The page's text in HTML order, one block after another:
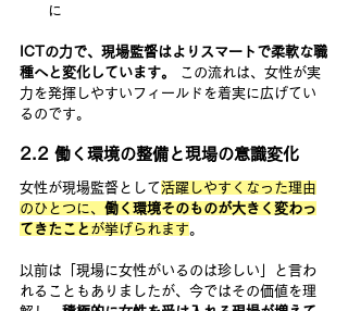
に
ICTの力で、現場監督はよりスマートで柔軟な職
種へと変化しています。
この流れは、女性が実
力を発揮しやすいフィールドを着実に広げてい
るのです。
2.2 働く環境の整備と現場の意識変化
女性が現場監督として活躍しやすくなった理由
のひとつに、 働く環境そのものが大きく変わっ
てきたこと が挙げられます。
以前は「現場に女性がいるのは珍しい」と言わ
れることもありましたが、今ではその価値を理